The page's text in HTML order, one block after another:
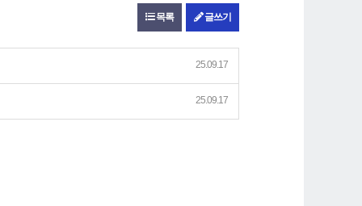
목록 글쓰기
25.09.17
25.09.17